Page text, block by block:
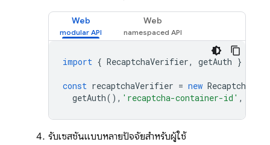
Web Web
import { RecaptchaVerifier, getAuth }
const recaptchaVerifier = new
getAuth(), 'recaptcha-container-id' ,
รับเซสชันแบบหลายปัจจัยสำหรับผู้ใช้